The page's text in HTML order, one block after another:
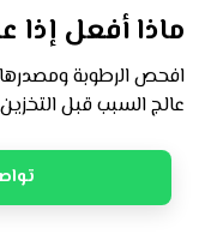
ماذا أفعل إذا
افحص الرطوبة
عالج السبب قبل